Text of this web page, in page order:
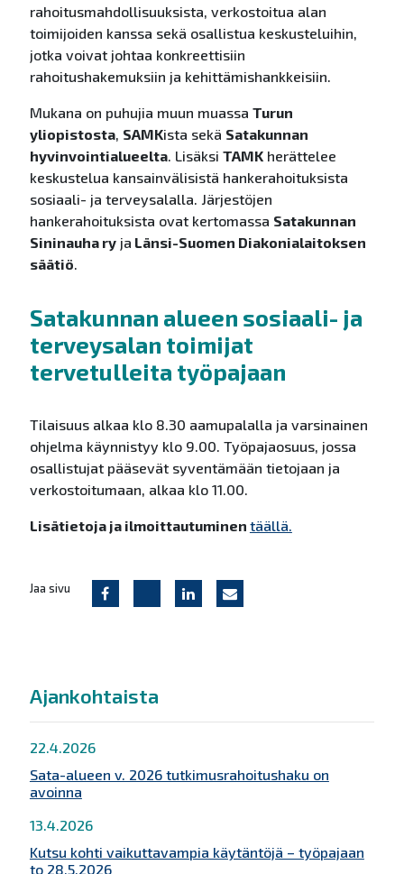
rahoitusmahdollisuuksista, verkostoitua alan
toimijoiden kanssa sekä osallistua keskusteluihin,
jotka voivat johtaa konkreettisiin
rahoitushakemuksiin ja kehittämishankkeisiin.
Mukana on puhujia muun muassa Turun
yliopistosta, SAMKista sekä Satakunnan
hyvinvointialueelta. Lisäksi TAMKherättelee
keskustelua kansainvälisistä hankerahoituksista
sosiaali- ja terveysalalla. Järjestöjen
hankerahoituksista ovat kertomassa Satakunnan
Sininauha ryja Länsi-Suomen Diakonialaitoksen
säätiö.
Satakunnan alueen sosiaali- ja
terveysalan toimijat
tervetulleita työpajaan
Tilaisuus alkaa klo 8.30 aamupalalla ja varsinainen
ohjelma käynnistyy klo 9.00. Työpajaosuus, jossa
osallistujat pääsevät syventämään tietojaan ja
verkostoitumaan, alkaa klo 11.00.
Lisätietoja ja ilmoittautuminen täällä.
Jaa sivu
Ajankohtaista
22.4.2026
Sata-alueen v. 2026 tutkimusrahoitushaku on
avoinna
13.4.2026
Kutsu kohti vaikuttavampia käytäntöjä – työpajaan
to 28.5.2026